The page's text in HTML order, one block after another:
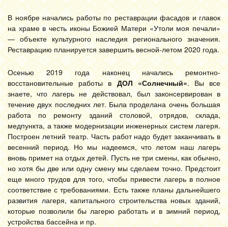
В ноябре начались работы по реставрации фасадов и главок
на храме в честь иконы Божией Матери «Утоли моя печали»
— объекте культурного наследия регионального значения.
Реставрацию планируется завершить весной-летом 2020 года.
Осенью 2019 года наконец начались ремонтно-
восстановительные работы в ДОЛ «Солнечный». Вы все
знаете, что лагерь не действовал, был законсервирован в
течение двух последних лет. Была проделана очень большая
работа по ремонту зданий столовой, отрядов, склада,
медпункта, а также модернизации инженерных систем лагеря.
Построен летний театр. Часть работ надо будет заканчивать в
весенний период. Но мы надеемся, что летом наш лагерь
вновь примет на отдых детей. Пусть не три смены, как обычно,
но хотя бы две или одну смену мы сделаем точно. Предстоит
еще много трудов для того, чтобы привести лагерь в полное
соответствие с требованиями. Есть также планы дальнейшего
развития лагеря, капитального строительства новых зданий,
которые позволили бы лагерю работать и в зимний период,
устройства бассейна и пр.